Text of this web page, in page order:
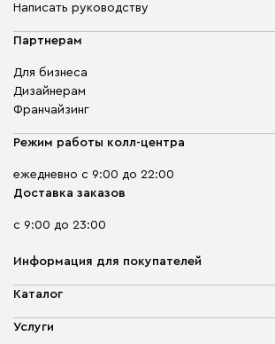
Написать руководству
Партнерам
Для бизнеса
Дизайнерам
Франчайзинг
Режим работы колл-центра
ежедневно с 9:00 до 22:00
Доставка заказов
с 9:00 до 23:00
Информация для покупателей
О компании
Доставка и оплата
Каталог
Мягкая мебель
Услуги